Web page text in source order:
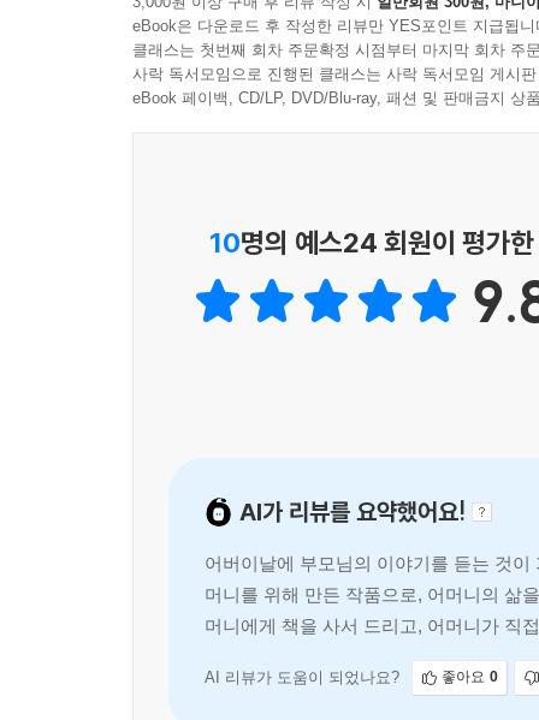
엄마를 잘 아는 딸, 엄마를 이해하고 돕는 딸.
오만이었다. 한 아이를 낳고 기르는 엄마가 되어
추억과 시련. 나는 그 무엇도 알지 못했다. 감히
- 김슬기 (작가, 『아이가 잠들면 서재로 숨었다』
eBook은 다운로드 후 작성한 리뷰만 YES포인트 지급됩니
클래스는 첫번째 회차 주문확정 시점부터 마지막 회차 주
사락 독서모임으로 진행된 클래스는 사락 독서모임 게시
eBook 페이백, CD/LP, DVD/Blu-ray, 패션 및 판매금지 상
10명의 예스24 회원이 평가
AI가 리뷰를 요약했어요!
어버이날에 부모님의 이야기를 듣는 것
머니를 위해 만든 작품으로, 어머니의 삶
머니에게 책을 사서 드리고, 어머니가 직
AI 리뷰가 도움이 되었나요? 좋아요 0